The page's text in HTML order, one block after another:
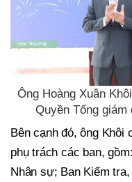
Ông Hoàng Xuân
Quyền Tổng giám
Bên cạnh đó, ông
phụ trách các ban,
Nhân sự; Ban Kiểm